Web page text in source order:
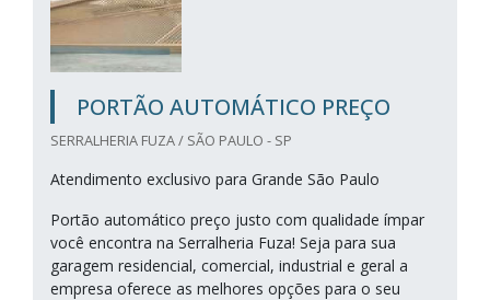
PORTÃO AUTOMÁTICO PREÇO
SERRALHERIA FUZA / SÃO PAULO - SP
Atendimento exclusivo para Grande São Paulo
Portão automático preço justo com qualidade ímpar
você encontra na Serralheria Fuza! Seja para sua
garagem residencial, comercial, industrial e geral a
empresa oferece as melhores opções para o seu